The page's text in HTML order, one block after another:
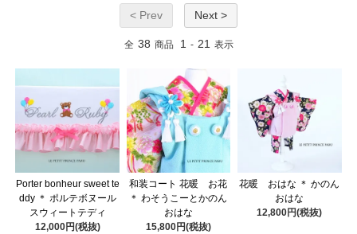
< Prev Next >
全 38 商品 1 - 21 表示
Porter bonheur sweet te
ddy ＊ ポルテボヌール
スウィートテディ
12,000円(税抜)
和装コート 花暖 お花
＊ わそうこーとかのん
おはな
15,800円(税抜)
花暖 おはな ＊ かのん
おはな
12,800円(税抜)